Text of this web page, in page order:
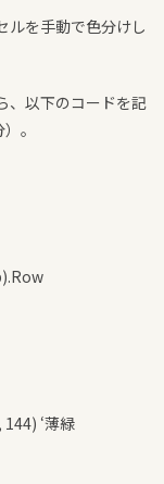
ルを手動で色分けし
、以下のコードを記
。
‘薄緑